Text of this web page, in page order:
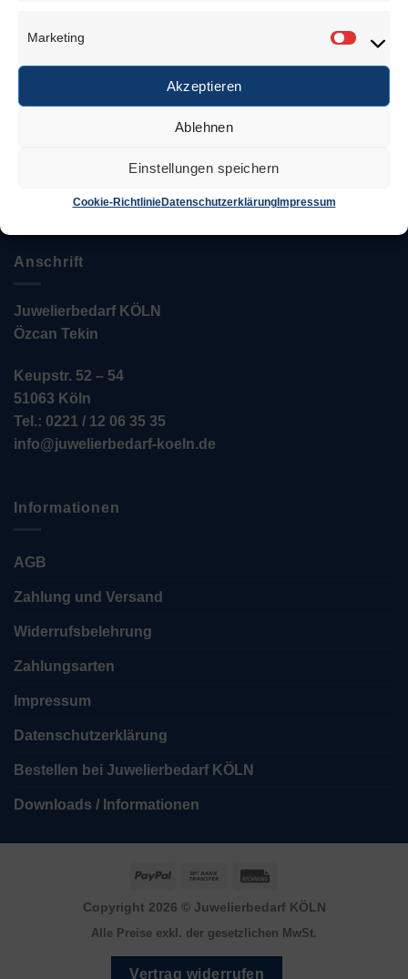
Marketing
Akzeptieren
Ablehnen
Einstellungen speichern
Cookie-RichtlinieDatenschutzerklärungImpressum
in Deutschland sind in ein weltweites Netzwerk von
Ziel verschrieben haben. Konsequente Orientierung an
den Bedürfnissen des Kunden.
Über uns
Anschrift
Juwelierbedarf KÖLN
Özcan Tekin
Keupstr. 52 – 54
51063 Köln
Tel.: 0221 / 12 06 35 35
info@juwelierbedarf-koeln.de
Informationen
AGB
Zahlung und Versand
Widerrufsbelehrung
Zahlungsarten
Impressum
Datenschutzerklärung
Bestellen bei Juwelierbedarf KÖLN
Downloads / Informationen
PayPal
Bank
Copyright 2026 © Juwelierbedarf KÖLN
Alle Preise exkl. der gesetzlichen MwSt.
Vertrag widerrufen